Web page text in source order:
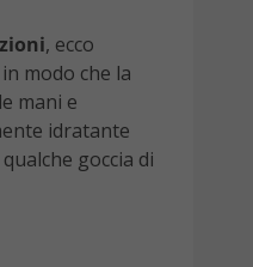
, ecco
modo che la
mani e
idratante
goccia di